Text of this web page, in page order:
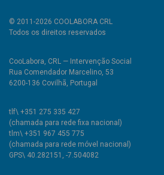
© 2011-2026 COOLABORA CRL
Todos os direitos reservados
CooLabora, CRL — Intervenção Social
Rua Comendador Marcelino, 53
6200-136 Covilhã, Portugal
tlf\ +351 275 335 427
(chamada para rede fixa nacional)
tlm\ +351 967 455 775
(chamada para rede móvel nacional)
GPS\ 40.282151, -7.504082